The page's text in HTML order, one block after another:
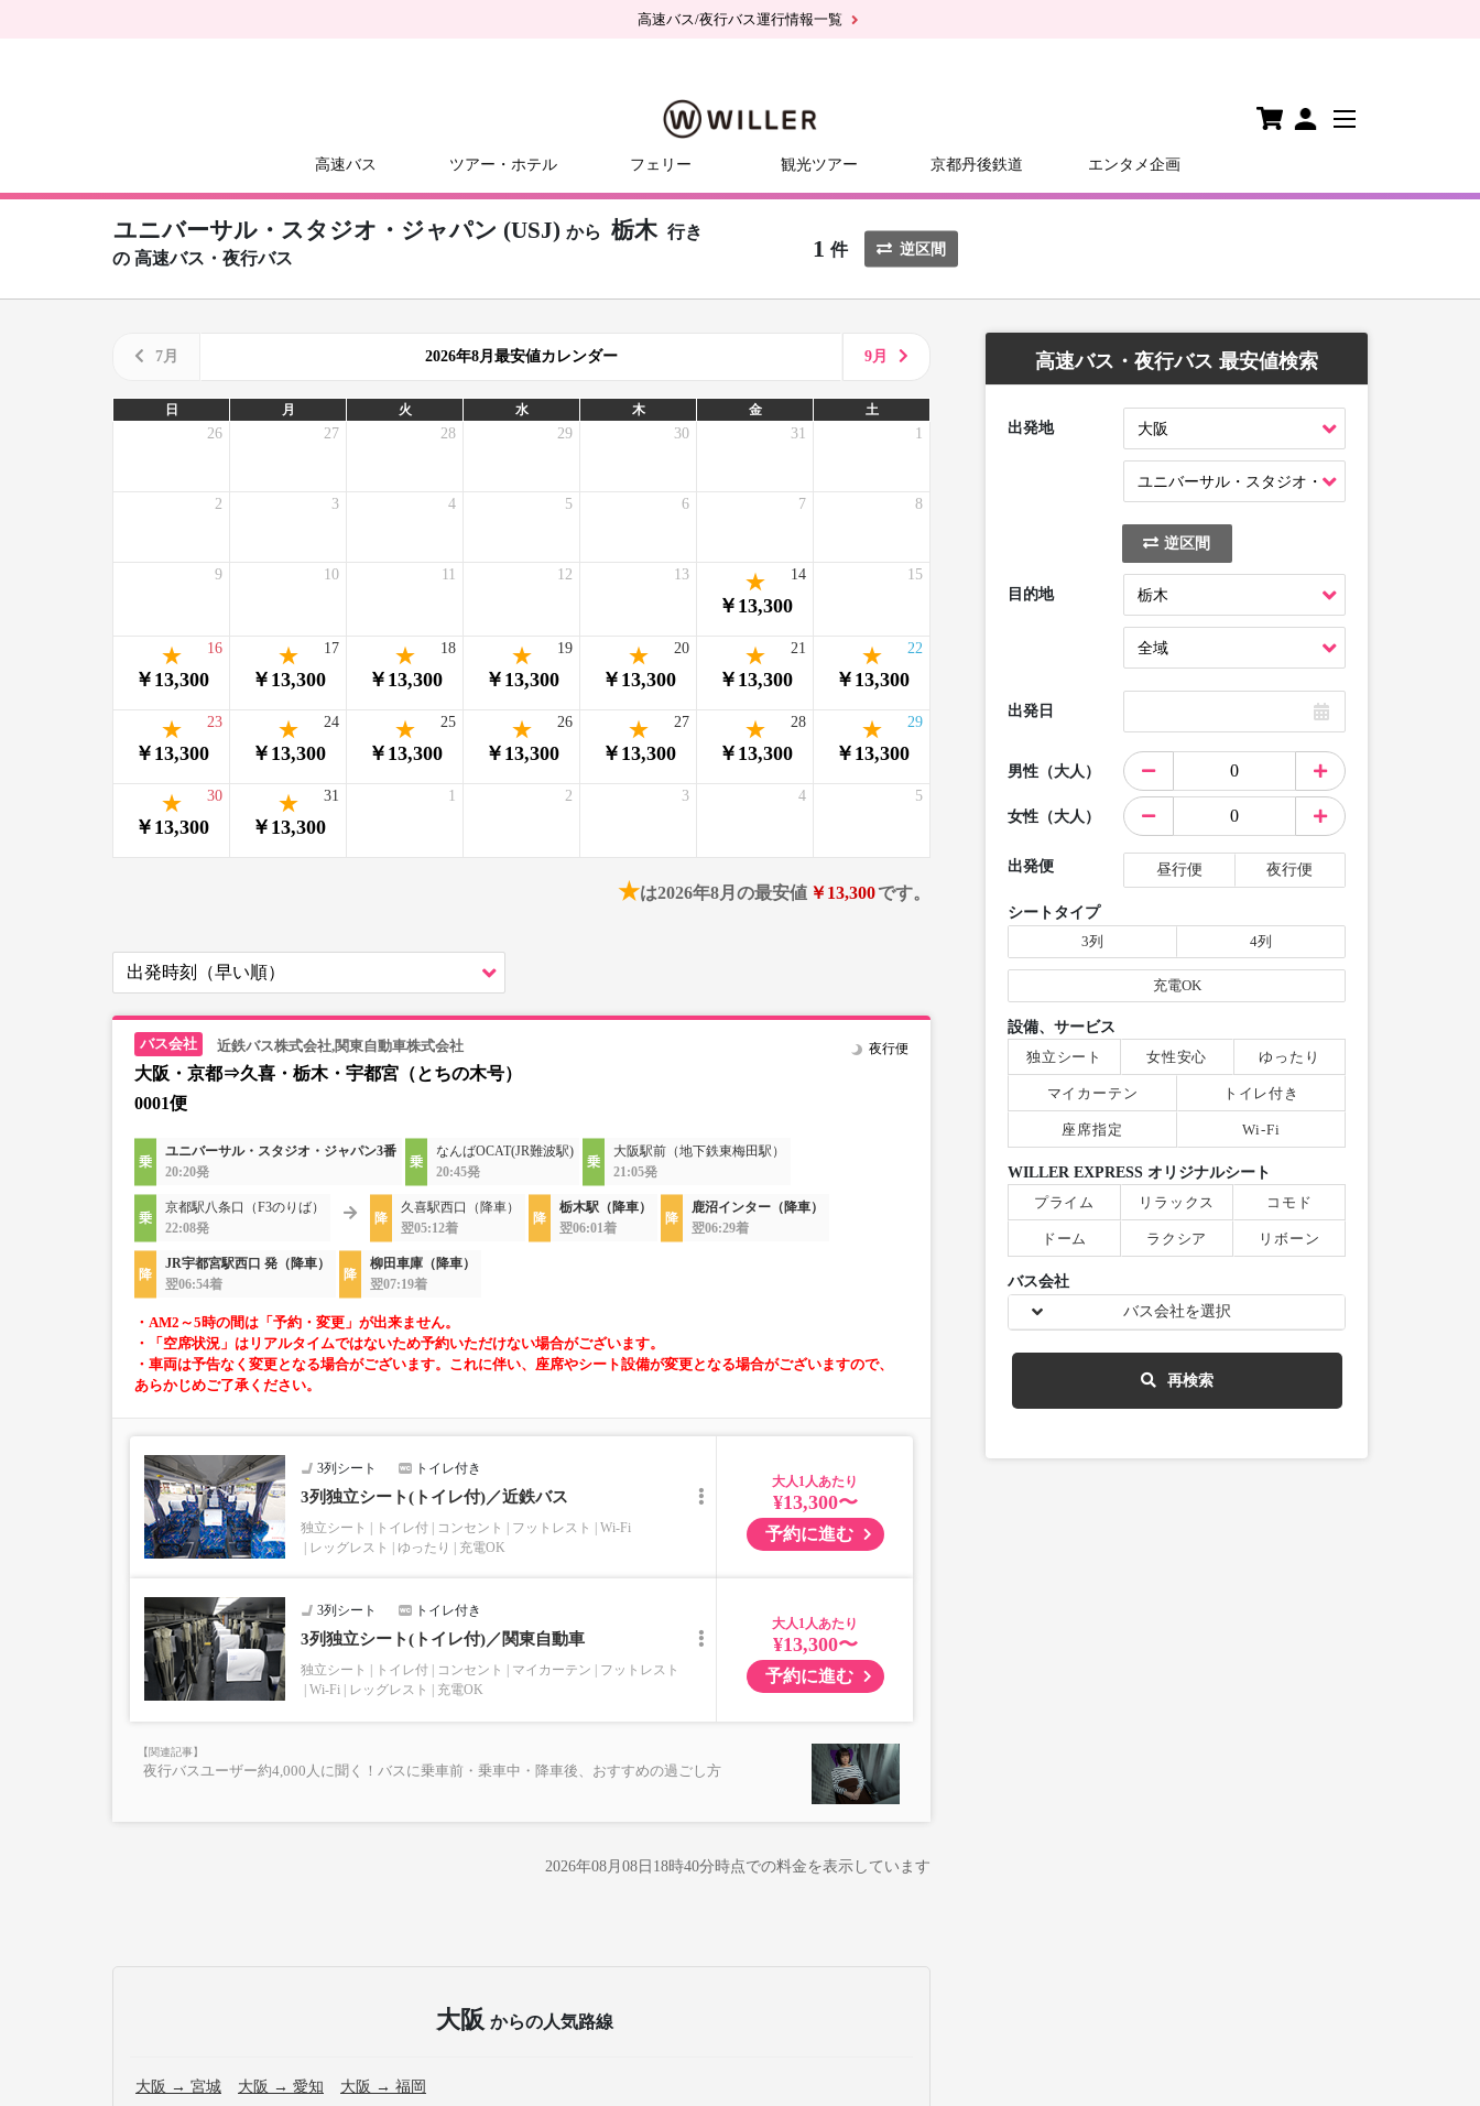
高速バス/夜行バス運行情報一覧
高速バス ツアー・ホテル フェリー 観光ツアー 京都丹後鉄道 エンタメ企画
ユニバーサル・スタジオ・ジャパン (USJ) から 栃木 行き
の 高速バス・夜行バス 1 件 逆区間
7月 2026年8月最安値カレンダー 9月
日 月 火 水 木 金 土
26 27 28 29 30 31 1
2 3 4 5 6 7 8
9 10 11 12 13
￥13,300
14 15
￥13,300
16
￥13,300
17
￥13,300
18
￥13,300
19
￥13,300
20
￥13,300
21
￥13,300
22
￥13,300
23
￥13,300
24
￥13,300
25
￥13,300
26
￥13,300
27
￥13,300
28
￥13,300
29
￥13,300
30
￥13,300
31 1 2 3 4 5
★は2026年8月の最安値 ￥13,300です。
近鉄バス株式会社,関東自動車株式会社
大阪・京都⇒久喜・栃木・宇都宮（とちの木号）
0001便
夜行便
ユニバーサル・スタジオ・ジャパン3番
20:20発
なんばOCAT(JR難波駅)
20:45発
大阪駅前（地下鉄東梅田駅）
21:05発
京都駅八条口（F3のりば）
22:08発
久喜駅西口（降車）
翌05:12着
栃木駅（降車）
翌06:01着
鹿沼インター（降車）
翌06:29着
JR宇都宮駅西口 発（降車）
翌06:54着
柳田車庫（降車）
翌07:19着
・AM2～5時の間は「予約・変更」が出来ません。
・「空席状況」はリアルタイムではないため予約いただけない場合がございます。
・車両は予告なく変更となる場合がございます。これに伴い、座席やシート設備が変更となる場合がございますので、
あらかじめご了承ください。
3列シート トイレ付き
3列独立シート(トイレ付)／近鉄バス
独立シート トイレ付 コンセント フットレスト
Wi-Fi
レッグレスト
ゆったり 充電OK
大人
¥13,300〜
予約に進む
3列シート トイレ付き
3列独立シート(トイレ付)／関東自動車
独立シート トイレ付 コンセント マイカーテン
フットレスト
Wi-Fi
レッグレスト 充電OK
大人
¥13,300〜
予約に進む
夜行バスユーザー約4,000人に聞く！バスに乗車前・乗車中・降車後、おすすめの過ごし方
2026年08月08日18時40分時点での料金を表示しています
大阪 からの人気路線
大阪 → 宮城 大阪 → 愛知 大阪 → 福岡
高速バス・夜行バス 最安値検索
出発地
逆区間
目的地
出発日
男性（大人）
女性（大人）
出発便 昼行便 夜行便
シートタイプ
3列
4列
充電OK
設備、サービス
独立シート
女性安心 ゆったり
マイカーテン トイレ付き
座席指定 Wi-Fi
WILLER EXPRESS オリジナルシート
プライム
リラックス コモド
ドーム ラクシア リボーン
バス会社
バス会社を選択
再検索